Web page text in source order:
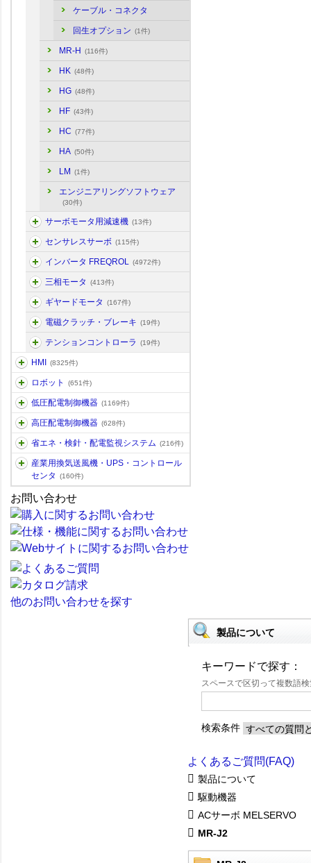
ケーブル・コネクタ
回生オプション (1件)
MR-H (116件)
HK (48件)
HG (48件)
HF (43件)
HC (77件)
HA (50件)
LM (1件)
エンジニアリングソフトウェア
(30件)
サーボモータ用減速機 (13件)
センサレスサーボ (115件)
インバータ FREQROL (4972件)
三相モータ (413件)
ギヤードモータ (167件)
電磁クラッチ・ブレーキ (19件)
テンションコントローラ (19件)
HMI (8325件)
ロボット (651件)
低圧配電制御機器 (1169件)
高圧配電制御機器 (628件)
省エネ・検針・配電監視システム (216件)
産業用換気送風機・UPS・コントロール
センタ
(160件)
お問い合わせ
他のお問い合わせを探す
製品について
キーワードで探す：
スペースで区切って複数語
検索条件
よくあるご質問(FAQ)
製品について
駆動機器
ACサーボ MELSERVO
MR-J2